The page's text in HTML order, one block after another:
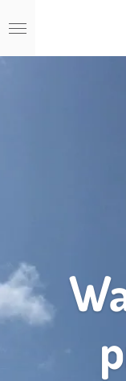
direct
naar